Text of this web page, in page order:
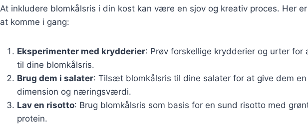
At inkludere blomkålsris i din kost kan være en sjov og kreativ proces. Her
at komme i gang:
Eksperimenter med krydderier: Prøv forskellige krydderier og urter for
til dine blomkålsris.
Brug dem i salater: Tilsæt blomkålsris til dine salater for at give dem en
dimension og næringsværdi.
Lav en risotto: Brug blomkålsris som basis for en sund risotto med
protein.